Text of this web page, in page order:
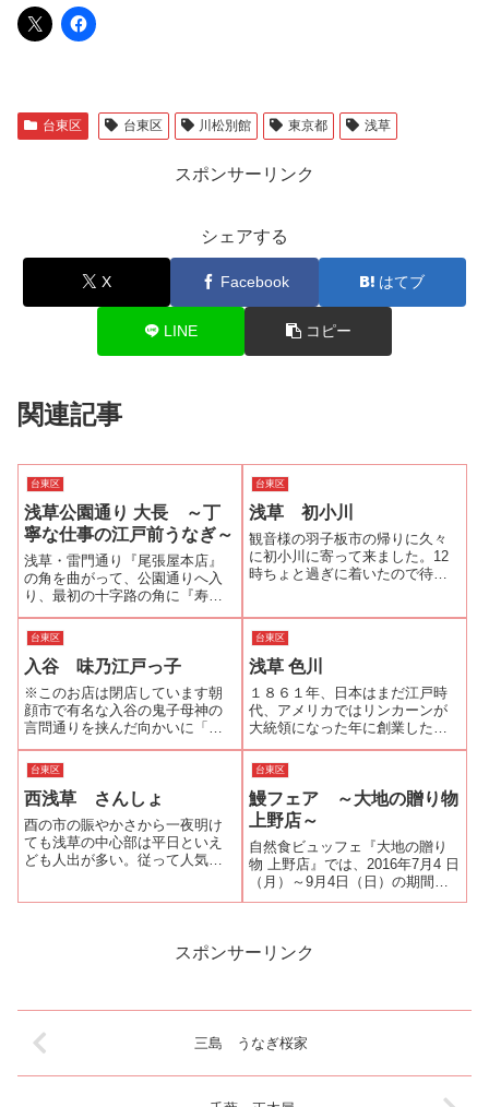
台東区 台東区 川松別館 東京都 浅草
スポンサーリンク
シェアする
X Facebook はてブ
LINE コピー
関連記事
台東区
浅草公園通り 大長 ～丁
寧な仕事の江戸前うなぎ～
浅草・雷門通り『尾張屋本店』
の角を曲がって、公園通りへ入
り、最初の十字路の角に『寿司
うなぎ 大長』がある。何度
か？前を通ったことはあるが、
お邪魔するのは初めてだ。店内
は、カウンター席5席4人掛けテ
ーブル席が3つと小上がり座敷に
４人掛け座卓...
台東区
浅草 初小川
観音様の羽子板市の帰りに久々
に初小川に寄って来ました。12
時ちょと過ぎに着いたので待つ
差し向かいの小さな座卓の小上
がり席。店に中央に火鉢を囲ん
で6人座れ...
台東区
入谷 味乃江戸っ子
※このお店は閉店しています朝
顔市で有名な入谷の鬼子母神の
言問通りを挟んだ向かいに「味
乃江戸っ子」はあります。一番
値段の高い「うな重・松」が
2100円ととてもリーズナブルな
価格設定です。しかも備長炭の
炭火焼きなのです。この日は
1350円の「う...
台東区
浅草 色川
１８６１年、日本はまだ江戸時
代、アメリカではリンカーンが
大統領になった年に創業した歴
史のあるお店だそうだ。現在の
ご主人で６代目。「古いっての
は、壊れかけてる証拠よ。」な
んて言う江戸っ子気質で、手が
空けば経済や政治の薀蓄まで飛
び出す話好きなご...
台東区
西浅草 さんしょ
酉の市の賑やかさから一夜明け
ても浅草の中心部は平日といえ
ども人出が多い。従って人気店
ように静かな下町の風が吹いて
台東区
鰻フェア ～大地の贈り物
上野店～
自然食ビュッフェ『大地の贈り
物 上野店』では、2016年7月4 日
（月）～9月4日（日）の期間限
定で「うなぎの蒲焼」をはじ
を開催するとの情報を得た。ラ
スポンサーリンク
三島 うなぎ桜家